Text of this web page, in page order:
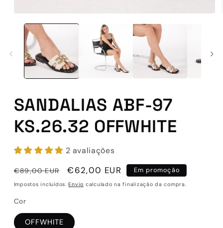
conteúdo
multimédia
modal
SANDALIAS ABF-97
KS.26.32 OFFWHITE
2 avaliações
Preço
normal
€89,00 EUR
Preço
de
€62,00 EUR Em promoção
Impostos incluídos.Envio calculado na finalização da compra.
Cor
OFFWHITE